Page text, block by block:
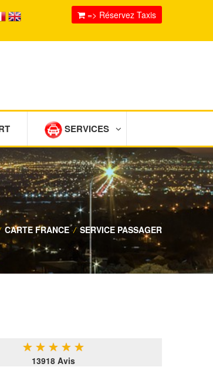
=> Réservez Taxis
SERVICES
CARTE FRANCE / SERVICE PASSAGER
★ ★ ★ ★ ★
13918 Avis